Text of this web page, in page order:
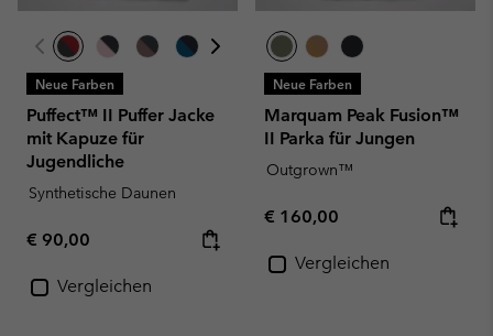
Neue Farben
Puffect™ II Puffer Jacke
mit Kapuze für
Jugendliche
Synthetische Daunen
Regular price:
€ 90,00
Vergleichen
Neue Farben
Marquam Peak Fusion™
II Parka für Jungen
Outgrown™
Regular price:
€ 160,00
Vergleichen